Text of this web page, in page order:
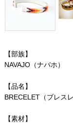
【部族】
NAVAJO（ナバホ）
【品名】
BRECELET（ブレスレ
【素材】